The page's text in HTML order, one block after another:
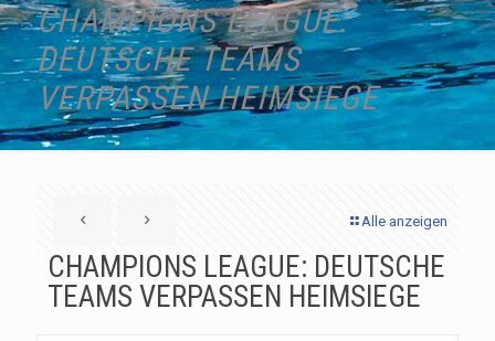
CHAMPIONS LEAGUE:
DEUTSCHE TEAMS
VERPASSEN HEIMSIEGE
Alle anzeigen
CHAMPIONS LEAGUE: DEUTSCHE
TEAMS VERPASSEN HEIMSIEGE